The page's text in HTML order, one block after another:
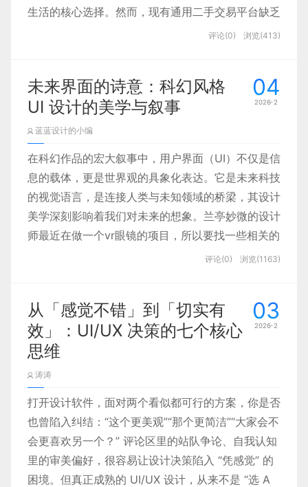
以钉钉为例，其主色调为蓝色，但在 AI 相关设计中
大量融入紫色调：官网首页 banner、分类卡片、功
能按钮、UI 界面及装饰图形等，均采用蓝色搭配浅
紫、粉紫的组合，既保留了品牌的专业感，又传递出
的定位。这种 “蓝色稳根基 + 紫色添新意” 的搭配，
二、打破科技色惯例：在同质
化中实现差异化突围
早年科技圈几乎是 “蓝色的天下”：海外的 IBM、
Meta、微软、推特等品牌，均是蓝色的重度使用
者；国内不少互联网品牌的主题色选择，也或多或少
受此影响。
二、兰亭妙微：让扁平设计，适配
每一种商业场景
作为深耕 UI/UX 设计多年的专业团队，北京兰亭妙
始终以 “用户体验为核心，商业价值为目标”，将
让极简风格不止于美，更能解决实际问题。
1. 严谨的设计规范，保证视觉统一性
兰亭妙微的扁平设计，从不是 “简单的无装饰”，而
是基于严谨规范的系统设计：
色彩系统 ：以 1-2 个品牌主色为核心，搭配 2-3
个辅助色区分功能状态，中性色构建基础层级，确
生活的核心选择。然而，现有通用二手交易平台缺乏
对留学生群体的针对性优化，导致交易过程中频繁出
计一款贴合其生活场景、保障交易安全、提升沟通效
率的专属 APP，为留学生的海外生活提供切实支
评论(0) 浏览(413)
04
2026-2
未来界面的诗意：科幻风格
UI 设计的美学与叙事
蓝蓝设计的小编
在科幻作品的宏大叙事中，用户界面（UI）不仅是信
息的载体，更是世界观的具象化表达。它是未来科技
的视觉语言，是连接人类与未知领域的桥梁，其设计
美学深刻影响着我们对未来的想象。兰亭妙微的设计
师最近在做一个vr眼镜的项目，所以要找一些相关的
评论(0) 浏览(1163)
03
2026-2
从「感觉不错」到「切实有
效」：UI/UX 决策的七个核心
思维
涛涛
打开设计软件，面对两个看似都可行的方案，你是否
也曾陷入纠结：“这个更美观”“那个更简洁”“大家会不
会更喜欢另一个？” 评论区里的站队争论、自我认知
里的审美偏好，很容易让设计决策陷入 “凭感觉” 的
困境。但真正成熟的 UI/UX 设计，从来不是 “选 A